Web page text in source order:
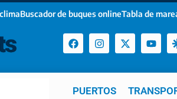
Buscador de buques onlineTabla de
PUERTOS